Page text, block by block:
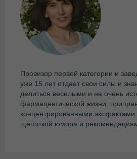
Провизор первой категории и
уже 15 лет отдает свои силы и
делиться веселыми и не очень
фармацевтической жизни,
концентрированными экстрактами
щепоткой юмора и